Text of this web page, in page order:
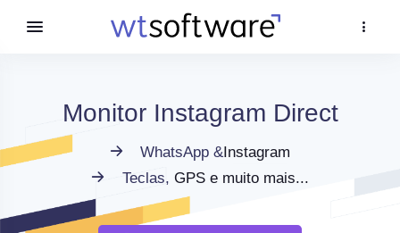
Monitor Instagram Direct
WhatsApp &Instagram
Teclas, GPS e muito mais...